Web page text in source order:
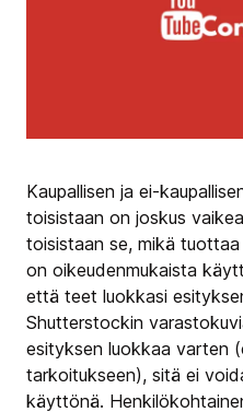
Kaupallisen ja ei-
toisistaan on joskus
toisistaan se, mikä
on oikeudenmukaista
että teet luokkasi
Shutterstockin
esityksen luokkaa varten
tarkoitukseen), sitä ei
käyttönä.